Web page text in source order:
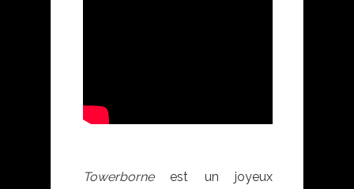
Towerborneest un joyeux